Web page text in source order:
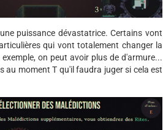
puissance dévastatrice. Certains vont
qui vont totalement changer la
on peut avoir plus de d'armure...
au moment T qu'il faudra juger si cela est